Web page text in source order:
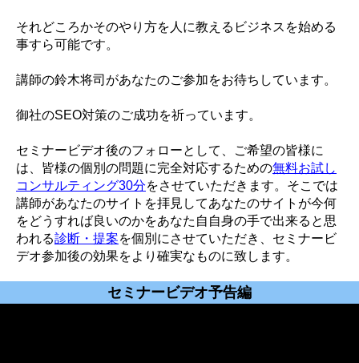
それどころかそのやり方を人に教えるビジネスを始める
事すら可能です。
講師の鈴木将司があなたのご参加をお待ちしています。
御社のSEO対策のご成功を祈っています。
セミナービデオ後のフォローとして、ご希望の皆様に
は、皆様の個別の問題に完全対応するための無料お試し
コンサルティング30分をさせていただきます。そこでは
講師があなたのサイトを拝見してあなたのサイトが今何
をどうすれば良いのかをあなた自自身の手で出来ると思
われる診断・提案を個別にさせていただき、セミナービ
デオ参加後の効果をより確実なものに致します。
セミナービデオ予告編